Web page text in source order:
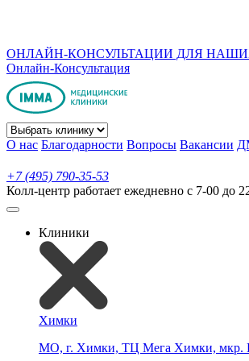
ОНЛАЙН-КОНСУЛЬТАЦИИ ДЛЯ
Онлайн-Консультация
О нас Благодарности Вопросы Вакансии
+7 (495) 790-35-53
Колл-центр работает ежедневно с 7-00 до
Клиники
Химки
МО, г. Химки, ТЦ Мега Химки, мкр.